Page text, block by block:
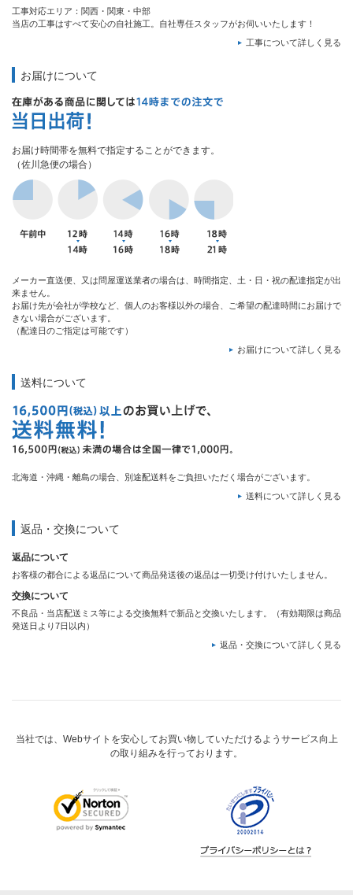
工事対応エリア：関西・関東・中部
当店の工事はすべて安心の自社施工。自社専任スタッフがお伺いいたします！
工事について詳しく見る
お届けについて
お届け時間帯を無料で指定することができます。
（佐川急便の場合）
メーカー直送便、又は問屋運送業者の場合は、時間指定、土・日・祝の配達指定が出
来ません。
お届け先が会社が学校など、個人のお客様以外の場合、ご希望の配達時間にお届けで
きない場合がございます。
（配達日のご指定は可能です）
お届けについて詳しく見る
送料について
北海道・沖縄・離島の場合、別途配送料をご負担いただく場合がございます。
送料について詳しく見る
返品・交換について
返品について
お客様の都合による返品について商品発送後の返品は一切受け付けいたしません。
交換について
不良品・当店配送ミス等による交換無料で新品と交換いたします。（有効期限は商品
発送日より7日以内）
返品・交換について詳しく見る
当社では、Webサイトを安心してお買い物していただけるようサービス向上
の取り組みを行っております。